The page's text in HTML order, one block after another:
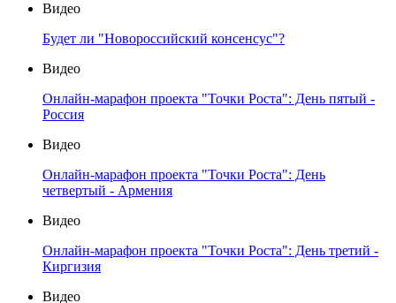
Видео
Будет ли "Новороссийский консенсус"?
Видео
Онлайн-марафон проекта "Точки Роста": День пятый -
Россия
Видео
Онлайн-марафон проекта "Точки Роста": День
четвертый - Армения
Видео
Онлайн-марафон проекта "Точки Роста": День третий -
Киргизия
Видео